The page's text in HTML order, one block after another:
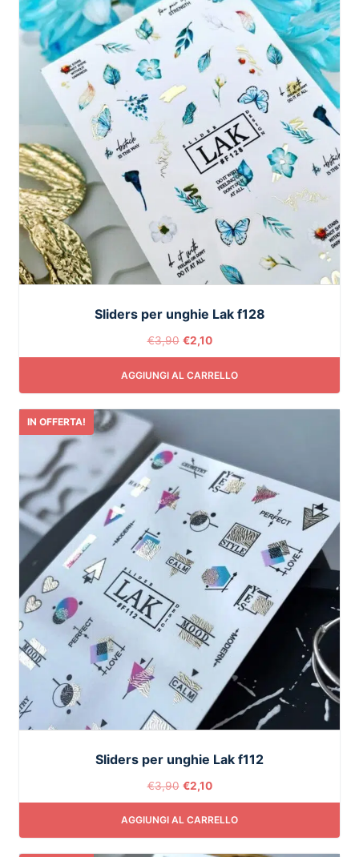
Sliders per unghie Lak f128
€3,90 €2,10
AGGIUNGI AL CARRELLO
IN OFFERTA!
Sliders per unghie Lak f112
€3,90 €2,10
AGGIUNGI AL CARRELLO